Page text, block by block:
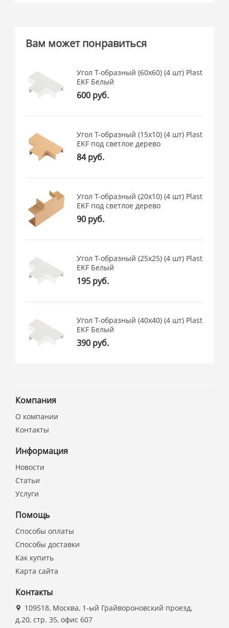
Вам может понравиться
Угол T-образный (60х60) (4 шт) Plast
EKF Белый
600 руб.
Угол T-образный (15х10) (4 шт) Plast
EKF под светлое дерево
84 руб.
Угол T-образный (20х10) (4 шт) Plast
EKF под светлое дерево
90 руб.
Угол T-образный (25х25) (4 шт) Plast
EKF Белый
195 руб.
Угол T-образный (40х40) (4 шт) Plast
EKF Белый
390 руб.
Компания
О компании
Контакты
Информация
Новости
Статьи
Услуги
Помощь
Способы оплаты
Способы доставки
Как купить
Карта сайта
Контакты
109518, Москва, 1-ый Грайвороновский проезд,
д.20, стр. 35, офис 607